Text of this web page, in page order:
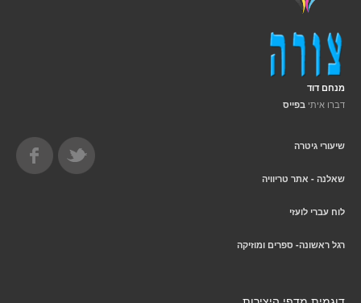
מנחם דוד
דברו איתי בפייס
שיעורי גיטרה
שאלנה - אתר טריוויה
לוח עברי לועזי
רגל ראשונה- ספרים ומוזיקה